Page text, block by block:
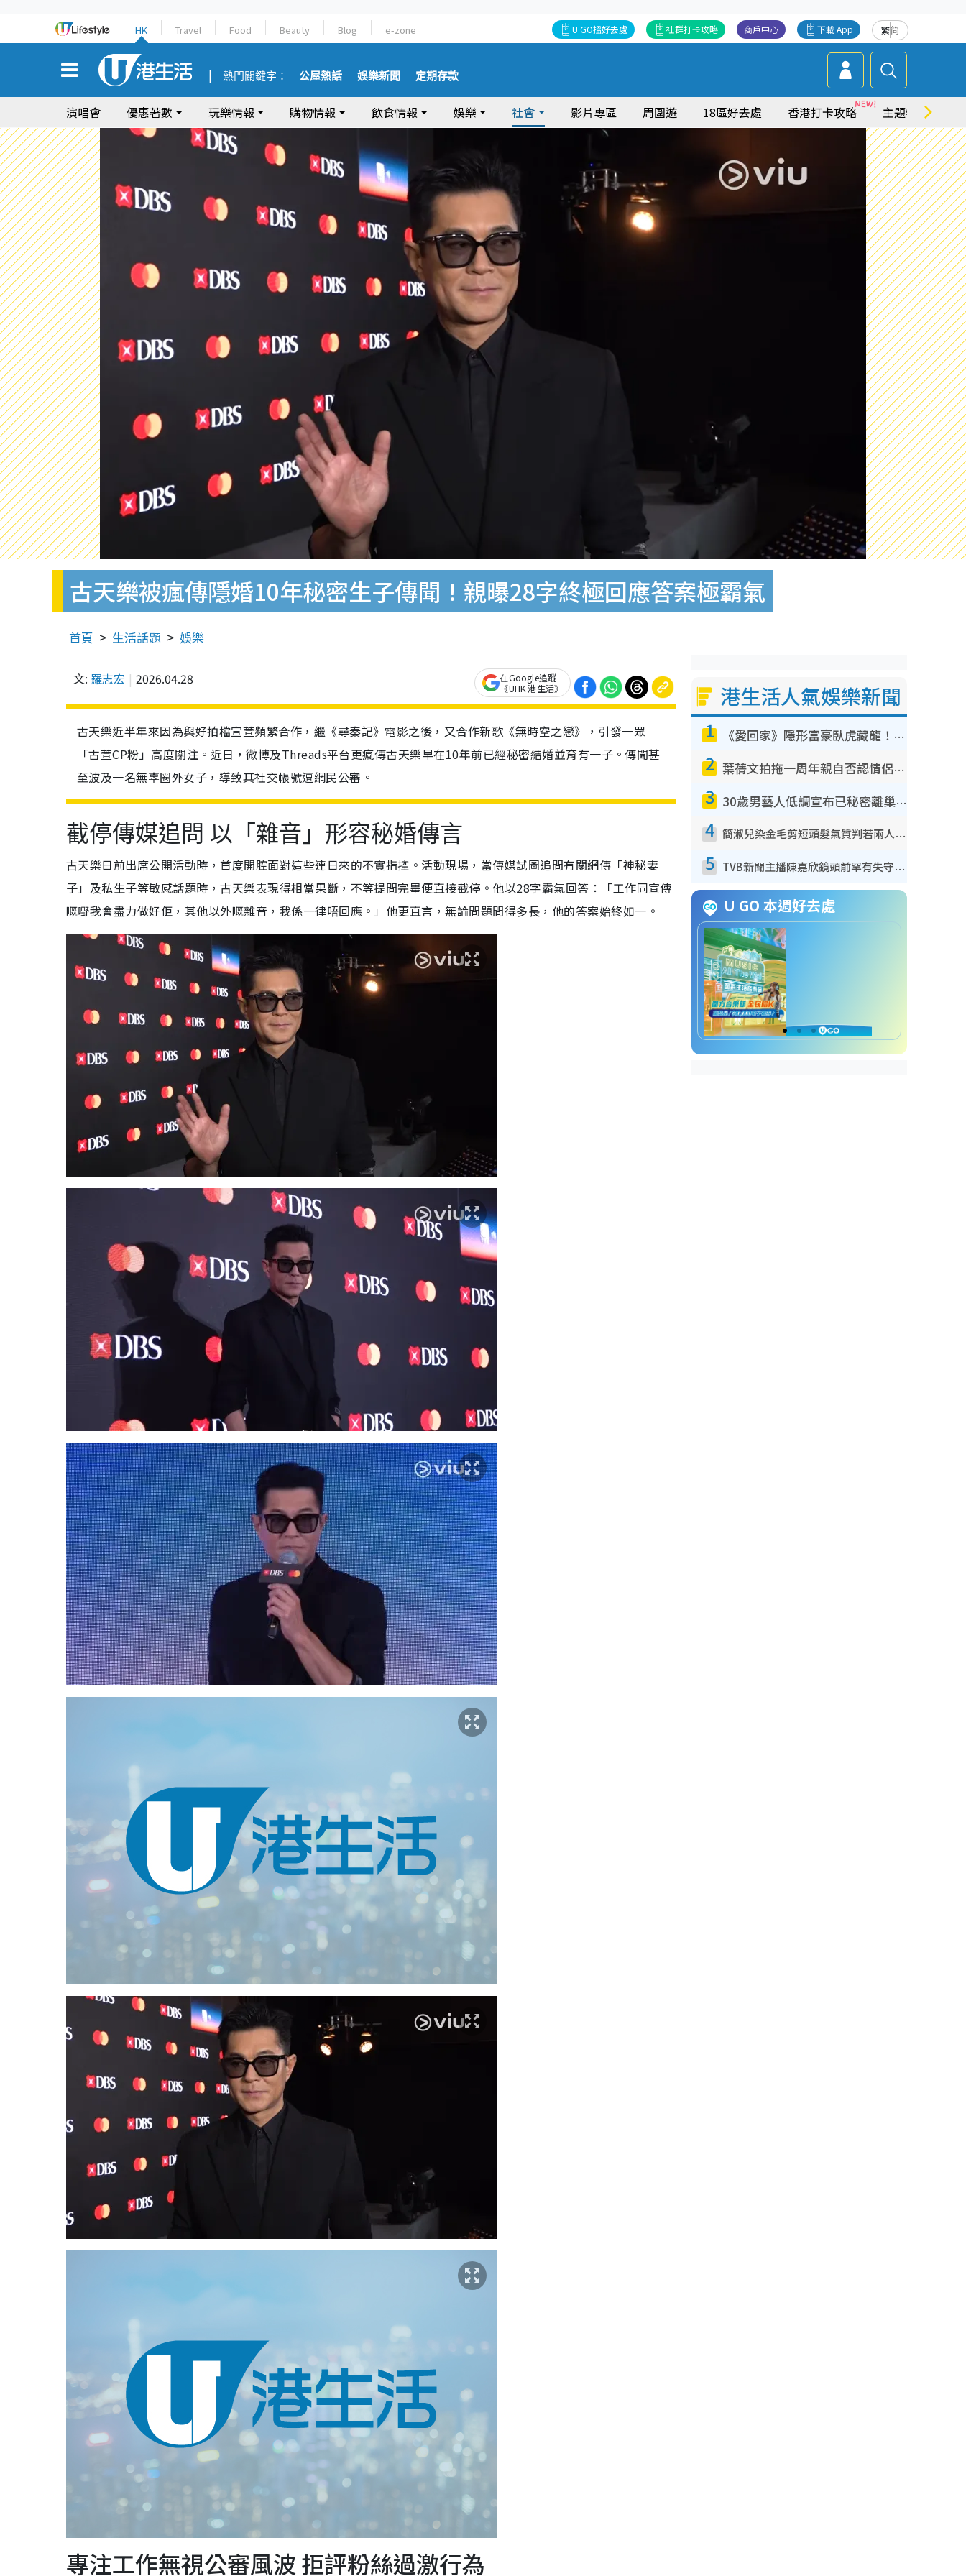
HK Travel Food Beauty Blog e-zone 繁简
下載 App
商戶中心
社群打卡攻略
U GO搵好去處
熱門關鍵字： 公屋熱話 娛樂新聞 定期存款
演唱會 優惠著數 玩樂情報 購物情報 飲食情報 娛樂 社會 影片專區 周圍遊 18區好去處 香港打卡攻略 主題特集
古天樂被瘋傳隱婚10年秘密生子傳聞！親曝28字終極回應答案極霸氣
首頁 生活話題 娛樂
文: 羅志宏 2026.04.28
在Google追蹤
《UHK 港生活》
古天樂近半年來因為與好拍檔宣萱頻繁合作，繼《尋秦記》電影之後，又合作新歌《無時空之戀》，引發一眾
「古萱CP粉」高度關注。近日，微博及Threads平台更瘋傳古天樂早在10年前已經秘密結婚並育有一子。傳聞甚
至波及一名無辜圈外女子，導致其社交帳號遭網民公審。
截停傳媒追問 以「雜音」形容秘婚傳言
古天樂日前出席公開活動時，首度開腔面對這些連日來的不實指控。活動現場，當傳媒試圖追問有關網傳「神秘妻
子」及私生子等敏感話題時，古天樂表現得相當果斷，不等提問完畢便直接截停。他以28字霸氣回答：「工作同宣傳
嘅嘢我會盡力做好佢，其他以外嘅雜音，我係一律唔回應。」他更直言，無論問題問得多長，他的答案始終如一。
專注工作無視公審風波 拒評粉絲過激行為
港生活人氣娛樂新聞
1 《愛回家》隱形富豪臥虎藏龍！盤點12位財氣逼人的有錢藝人：呢位靚女3億身家唔憂做
2 葉蒨文拍拖一周年親自否認情侶關係？！被質疑感情造假竟稱GM「普通同事」
3 30歲男藝人低調宣布已秘密離巢！人氣急跌變失蹤人口︰「這幾年過得並不容易」
4 簡淑兒染金毛剪短頭髮氣質判若兩人！嚇壞老公麥大力都認唔出：「你做咩事？」
5 TVB新聞主播陳嘉欣鏡頭前罕有失守！遭林超英一句說話突襲嚇親當場大笑
U GO 本週好去處